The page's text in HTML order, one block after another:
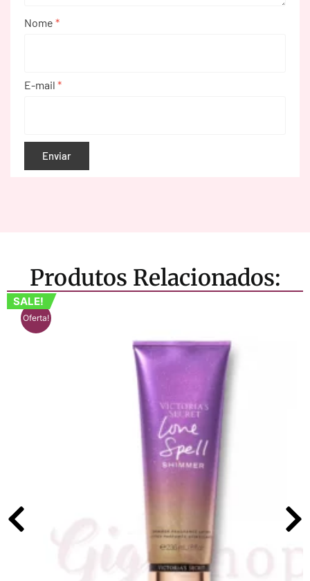
Nome *
E-mail *
Produtos Relacionados:
Oferta!
SALE!